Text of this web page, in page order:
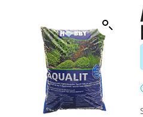
BONNES
Voir
DERNIERS
Voir
Voir
Nourriture
Nourriture
Nourriture
Spéciale